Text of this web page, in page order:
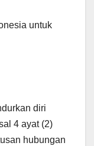
untuk
diri
4 ayat (2)
hubungan